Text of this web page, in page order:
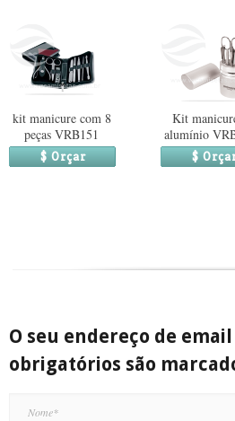
kit manicure com 8
peças VRB151
$ Orçar
Kit
alumínio
$
O seu endereço de
obrigatórios são